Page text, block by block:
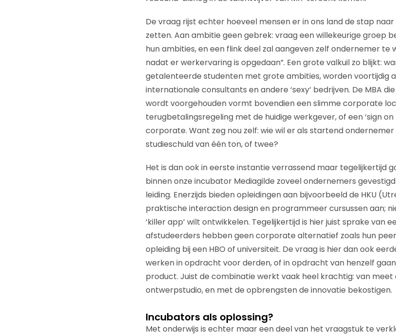
De vraag rijst echter hoeveel mensen er in ons land de stap
zetten. Aan ambitie geen gebrek: vraag een willekeurige groep
hun ambities, en een flink deel zal aangeven zelf ondernemer te
nadat er werkervaring is opgedaan”. Een grote valkuil zo blijkt:
getalenteerde studenten met grote ambities, worden voortijdig
internationale consultants en andere ‘sexy’ bedrijven. De MBA
wordt voorgehouden vormt bovendien een slimme corporate
terugbetalingsregeling met de huidige werkgever, of een ‘sign
corporate. Want zeg nou zelf: wie wil er als startend
studieschuld van één ton, of twee?
Het is dan ook in eerste instantie verrassend maar tegelijkertijd
binnen onze incubator Mediagilde zoveel ondernemers
leiding. Enerzijds bieden opleidingen aan bijvoorbeeld de HKU
praktische interaction design en programmeer cursussen aan;
‘killer app’ wilt ontwikkelen. Tegelijkertijd is hier juist sprake van
afstudeerders hebben geen corporate alternatief zoals hun
opleiding bij een HBO of universiteit. De vraag is hier dan ook
werken in opdracht voor derden, of in opdracht van henzelf
product. Juist de combinatie werkt vaak heel krachtig: van
ontwerpstudio, en met de opbrengsten de innovatie bekostigen.
Incubators als oplossing?
Met onderwijs is echter maar een deel van het vraagstuk te